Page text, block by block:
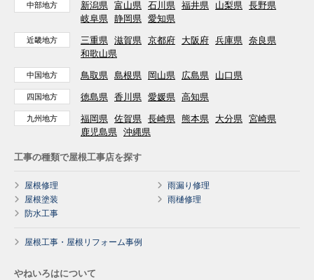
中部地方 新潟県 富山県 石川県 福井県 山梨県 長野県
岐阜県 静岡県 愛知県
近畿地方 三重県 滋賀県 京都府 大阪府 兵庫県 奈良県
和歌山県
中国地方 鳥取県 島根県 岡山県 広島県 山口県
四国地方 徳島県 香川県 愛媛県 高知県
九州地方 福岡県 佐賀県 長崎県 熊本県 大分県 宮崎県
鹿児島県 沖縄県
工事の種類で屋根工事店を探す
屋根修理
雨漏り修理
屋根塗装
雨樋修理
防水工事
屋根工事・屋根リフォーム事例
やねいろはについて